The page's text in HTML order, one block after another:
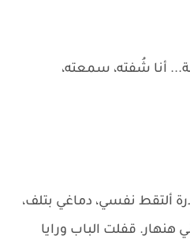
أنا شُفته، سمعته،
ألتقط نفسي، دماغي بتلف،
قفلت الباب ورايا